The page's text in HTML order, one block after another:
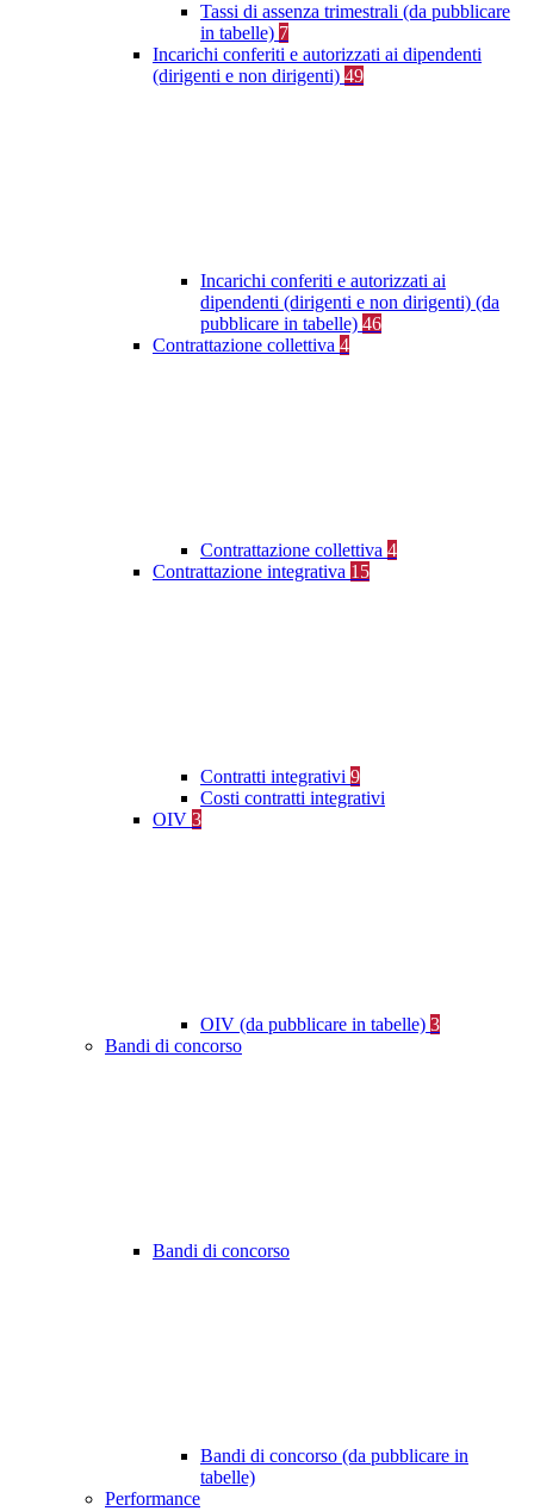
Tassi di assenza trimestrali (da pubblicare
in tabelle) 7
Incarichi conferiti e autorizzati ai dipendenti
(dirigenti e non dirigenti) 49
Incarichi conferiti e autorizzati ai
dipendenti (dirigenti e non dirigenti) (da
pubblicare in tabelle) 46
Contrattazione collettiva 4
Contrattazione collettiva 4
Contrattazione integrativa 15
Contratti integrativi 9
Costi contratti integrativi
OIV 3
OIV (da pubblicare in tabelle) 3
Bandi di concorso
Bandi di concorso
Bandi di concorso (da pubblicare in
tabelle)
Performance